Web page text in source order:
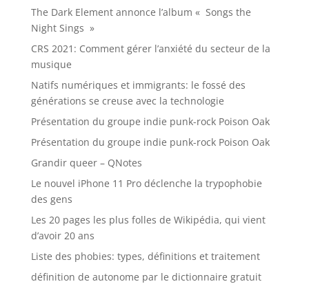
The Dark Element annonce l’album « Songs the
Night Sings »
CRS 2021: Comment gérer l’anxiété du secteur de la
musique
Natifs numériques et immigrants: le fossé des
générations se creuse avec la technologie
Présentation du groupe indie punk-rock Poison Oak
Présentation du groupe indie punk-rock Poison Oak
Grandir queer – QNotes
Le nouvel iPhone 11 Pro déclenche la trypophobie
des gens
Les 20 pages les plus folles de Wikipédia, qui vient
d’avoir 20 ans
Liste des phobies: types, définitions et traitement
définition de autonome par le dictionnaire gratuit